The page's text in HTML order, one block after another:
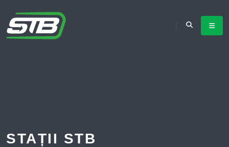
STAȚII STB